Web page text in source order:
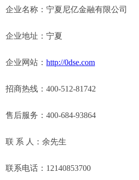
企业名称：宁夏尼亿金融有限公司
企业地址：宁夏
企业网站：http://0dse.com
招商热线：400-512-81742
售后服务：400-684-93864
联 系 人：余先生
联系电话：12140853700